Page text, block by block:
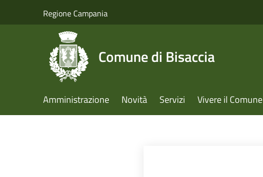
Regione Campania
Comune di Bisaccia
Amministrazione Novità Servizi Vivere il Comune